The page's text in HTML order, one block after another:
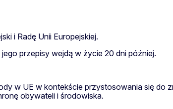
i Radę Unii Europejskiej.
przepisy wejdą w życie 20 dni później.
w UE w kontekście przystosowania się do
obywateli i środowiska.